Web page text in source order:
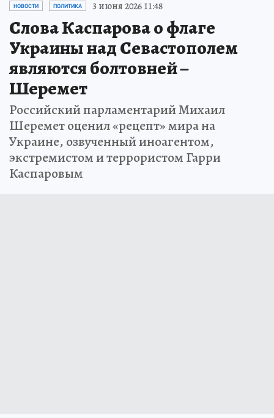
НОВОСТИ ПОЛИТИКА 3 июня 2026 11:48
Слова Каспарова о флаге
Украины над Севастополем
являются болтовней –
Шеремет
Российский парламентарий Михаил
Шеремет оценил «рецепт» мира на
Украине, озвученный иноагентом,
экстремистом и террористом Гарри
Каспаровым